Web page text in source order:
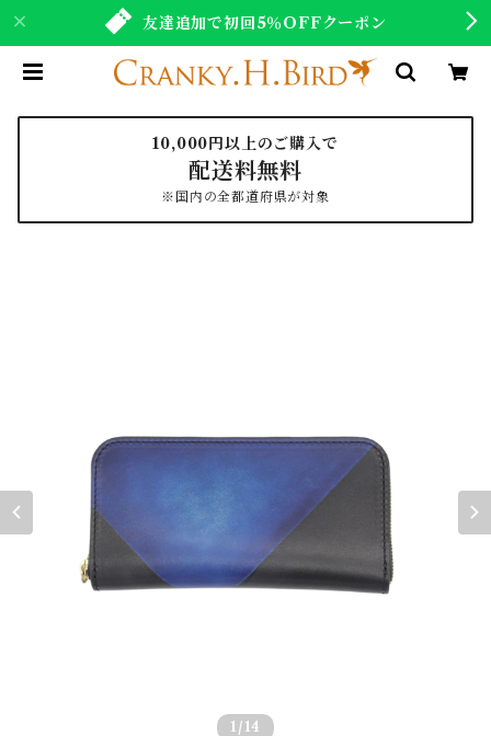
友達追加で初回5％OFFクーポン
10,000円以上のご購入で
配送料無料
※国内の全都道府県が対象
1 /14